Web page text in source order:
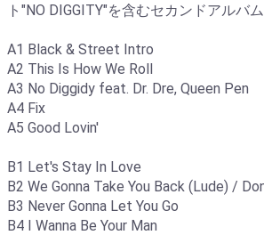
ト"NO DIGGITY"を含むセカンドアルバム
A1 Black & Street Intro
A2 This Is How We Roll
A3 No Diggidy feat. Dr. Dre, Queen Pen
A4 Fix
A5 Good Lovin'
B1 Let's Stay In Love
B2 We Gonna Take You Back (Lude) /
B3 Never Gonna Let You Go
B4 I Wanna Be Your Man